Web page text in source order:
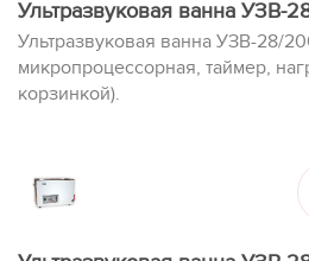
Ультразвуковая ванна УЗВ-
Ультразвуковая ванна УЗВ-28/
микропроцессорная, таймер,
корзинкой).